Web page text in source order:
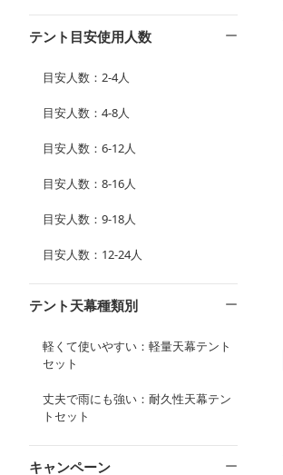
テント目安使用人数
目安人数：2-4人
目安人数：4-8人
目安人数：6-12人
目安人数：8-16人
目安人数：9-18人
目安人数：12-24人
テント天幕種類別
軽くて使いやすい：軽量天幕テント
セット
丈夫で雨にも強い：耐久性天幕テン
トセット
キャンペーン